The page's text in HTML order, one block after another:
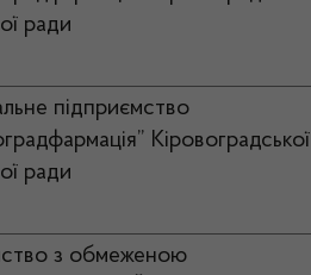
ради
підприємство
Кіровоградської
ради
з обмеженою